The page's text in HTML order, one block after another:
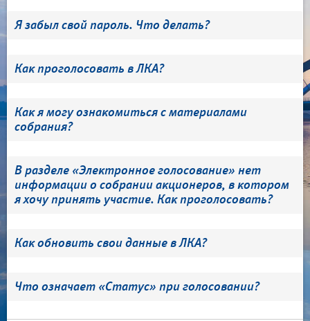
Я забыл свой пароль. Что делать?
Как проголосовать в ЛКА?
Как я могу ознакомиться с материалами
собрания?
В разделе «Электронное голосование» нет
информации о собрании акционеров, в котором
я хочу принять участие. Как проголосовать?
Как обновить свои данные в ЛКА?
Что означает «Статус» при голосовании?